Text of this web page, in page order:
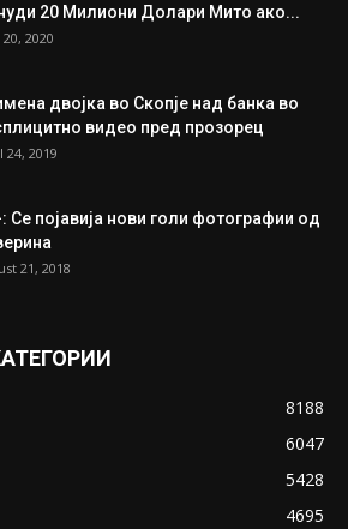
20 Милиони Долари Мито ако...
2020
двојка во Скопје над банка во
видео пред прозорец
24, 2019
Се појавија нови голи фотографии од
21, 2018
8188
6047
5428
4695